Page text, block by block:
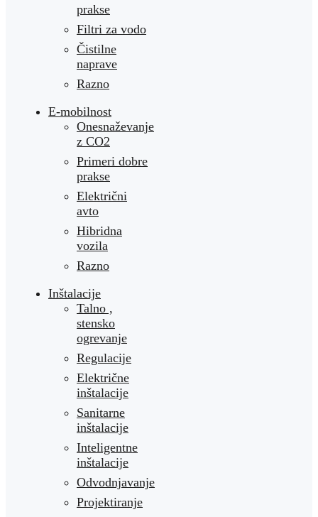
prakse
Filtri za vodo
Čistilne
naprave
Razno
E-mobilnost
Onesnaževanje
z CO2
Primeri dobre
prakse
Električni
avto
Hibridna
vozila
Razno
Inštalacije
Talno ,
stensko
ogrevanje
Regulacije
Električne
inštalacije
Sanitarne
inštalacije
Inteligentne
inštalacije
Odvodnjavanje
Projektiranje